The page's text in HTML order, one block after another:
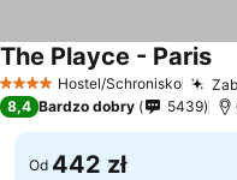
4 KategoriaHostel/Schronisko
The Playce - Paris
8,4 Bardzo dobry 5439
Od 442 zł